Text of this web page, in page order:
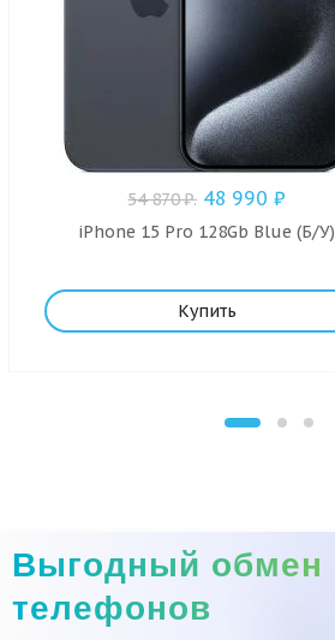
54 870₽. 48 990 ₽
iPhone 15 Pro 128Gb Blue (Б/У)
Купить
Выгодный обмен
телефонов